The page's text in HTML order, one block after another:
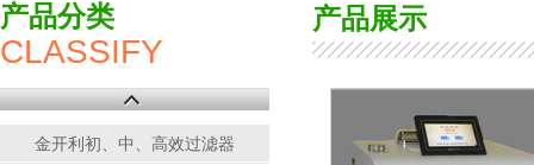
产品分类
CLASSIFY
金开利初、中、高效过滤器
产品展示